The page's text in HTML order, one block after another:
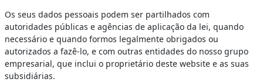
Os seus dados pessoais podem ser partilhados com
autoridades públicas e agências de aplicação da lei, quando
necessário e quando formos legalmente obrigados ou
autorizados a fazê-lo, e com outras entidades do nosso grupo
empresarial, que inclui o proprietário deste website e as suas
subsidiárias.